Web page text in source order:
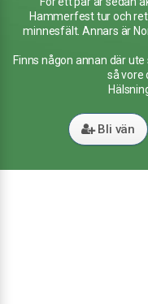
Hammerfest tur och
minnesfält. Annars är
Finns någon annan där
så vore
Bli vän